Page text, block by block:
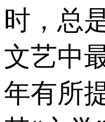
时，总
文艺中
年有所